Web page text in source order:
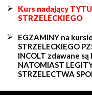
Kurs nadający
STRZELECKIEGO
EGZAMINY na
STRZELECKIEGO
INCOLT zdawane
NATOMIAST
STRZELECTWA